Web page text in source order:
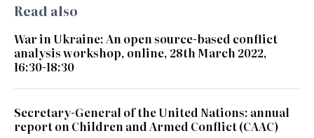
Read also
War in Ukraine: An open source-based conflict
analysis workshop, online, 28th March 2022,
16:30-18:30
Secretary-General of the United Nations: annual
report on Children and Armed Conflict (CAAC)